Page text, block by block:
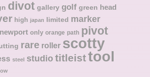
divot gallery golf green head
high japan limited marker
only orange path pivot
rare roller scotty
steel studiotitleisttool